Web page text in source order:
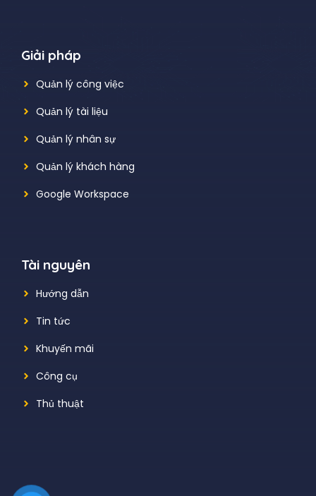
Giải pháp
Quản lý công việc
Quản lý tài liệu
Quản lý nhân sự
Quản lý khách hàng
Google Workspace
Tài nguyên
Hướng dẫn
Tin tức
Khuyến mãi
Công cụ
Thủ thuật